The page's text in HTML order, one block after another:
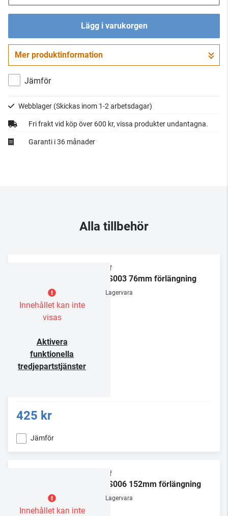
Lägg i varukorgen
Gå till kassan
Mer produktinformation
Jämför
Webblager (Skickas inom 1-2 arbetsdagar)
Fri frakt vid köp över 600 kr, vissa produkter undantagna.
Garanti i 36 månader
Alla tillbehör
Innehållet kan inte
visas
Aktivera
funktionella
tredjepartstjänster
Chief
CMS003 76mm förlängning
Lagervara
425 kr
Jämför
Innehållet kan inte
Chief
CMS006 152mm förlängning
Lagervara